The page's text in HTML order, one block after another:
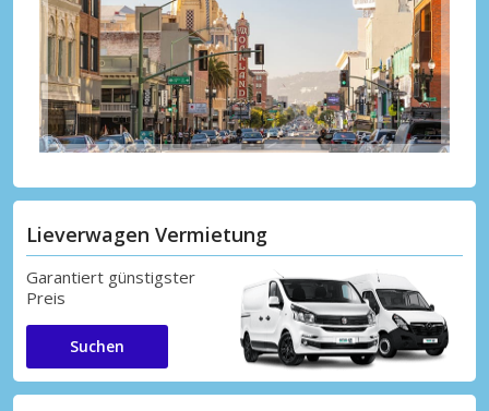
Lieverwagen Vermietung
Garantiert günstigster
Preis
Suchen